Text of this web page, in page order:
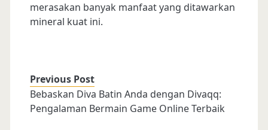
merasakan banyak manfaat yang ditawarkan
mineral kuat ini.
Previous Post
Bebaskan Diva Batin Anda dengan Divaqq:
Pengalaman Bermain Game Online Terbaik